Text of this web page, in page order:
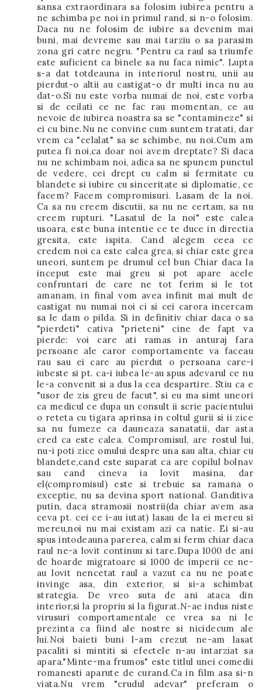
sansa extraordinara sa folosim iubirea pentru a
ne schimba pe noi in primul rand, si n-o folosim.
Daca nu ne folosim de iubire sa devenim mai
buni, mai devreme sau mai tarziu o sa parasim
zona gri catre negru. "Pentru ca raul sa triumfe
este suficient ca binele sa nu faca nimic". Lupta
s-a dat totdeauna in interiorul nostru, unii au
pierdut-o altii au castigat-o dr multi inca nu au
dat-o.Si nu este vorba numai de noi, este vorba
si de ceilati ce ne fac rau momentan, ce au
nevoie de iubirea noastra sa se "contamineze" si
ei cu bine.Nu ne convine cum suntem tratati, dar
vrem ca "celalat" sa se schimbe, nu noi.Cum am
putea fi noi,ca doar noi avem dreptate? Si daca
nu ne schimbam noi, adica sa ne spunem punctul
de vedere, cei drept cu calm si fermitate cu
blandete si iubire cu sinceritate si diplomatie, ce
facem? Facem compromisuri. Lasam de la noi.
Ca sa nu creem discutii, sa nu ne certam, sa nu
creem rupturi. "Lasatul de la noi" este calea
usoara, este buna intentie ce te duce in directia
gresita, este ispita. Cand alegem ceea ce
credem noi ca este calea grea, si chiar este grea
uneori, suntem pe drumul cel bun Chiar daca la
inceput este mai greu si pot apare acele
confruntari de care ne tot ferim si le tot
amanam, in final vom avea infinit mai mult de
castigat nu numai noi ci si cei carora incercam
sa le dam o pilda. Si in definitiv chiar daca o sa
"pierdeti" cativa "prieteni" cine de fapt va
pierde: voi care ati ramas in anturaj fara
persoane ale caror comportamente va faceau
rau sau ei care au pierdut o persoana care-i
iubeste si pt. ca-i iubea le-au spus adevarul ce nu
le-a convenit si a dus la cea despartire. Stiu ca e
"usor de zis greu de facut", si eu ma simt uneori
ca medicul ce dupa un consult ii scrie pacientului
o reteta cu tigara aprinsa in coltul gurii si ii zice
sa nu fumeze ca dauneaza sanatatii, dar asta
cred ca este calea. Compromisul, are rostul lui,
nu-i poti zice omului despre una sau alta, chiar cu
blandete,cand este suparat ca are copilul bolnav
sau cand cineva ia lovit masina, dar
el(compromisul) este si trebuie sa ramana o
exceptie, nu sa devina sport national. Ganditiva
putin, daca stramosii nostrii(da chiar avem asa
ceva pt. cei ce i-au iutat) lasau de la ei mereu si
mereu,noi nu mai existam azi ca natie. Ei si-au
spus intodeauna parerea, calm si ferm chiar daca
raul ne-a lovit continuu si tare.Dupa 1000 de ani
de hoarde migratoare si 1000 de imperii ce ne-
au lovit nencetat raul a vazut ca nu ne poate
invinge asa, din exterior, si si-a schimbat
strategia. De vreo suta de ani ataca din
interior,si la propriu si la figurat.N-ae indus niste
virusuri comportamentale ce vrea sa ni le
prezinta ca fiind ale nostre si nicidecum ale
lui.Noi baieti buni l-am crezut ne-am lasat
pacaliti si mintiti si efectele n-au intarziat sa
apara."Minte-ma frumos" este titlul unei comedii
romanesti aparute de curand.Ca in film asa si-n
viata.Nu vrem "crudul adevar" preferam o